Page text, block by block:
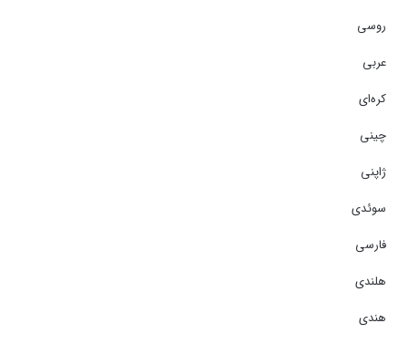
روسی
عربی
کره‌ای
چینی
ژاپنی
سوئدی
فارسی
هلندی
هندی